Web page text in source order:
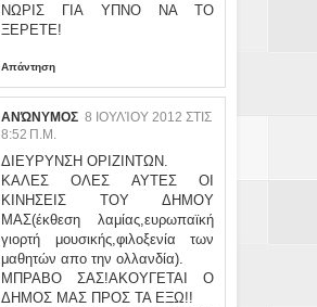
ΝΩΡΙΣ ΓΙΑ ΥΠΝΟ ΝΑ ΤΟ
ΞΕΡΕΤΕ!
Απάντηση
ΑΝΏΝΥΜΟΣ 8 ΙΟΥΛΊΟΥ 2012 ΣΤΙΣ
8:52 Π.Μ.
ΔΙΕΥΡΥΝΣΗ ΟΡΙΖΙΝΤΩΝ.
ΚΑΛΕΣ ΟΛΕΣ ΑΥΤΕΣ ΟΙ
ΚΙΝΗΣΕΙΣ ΤΟΥ ΔΗΜΟΥ
ΜΑΣ(έκθεση λαμίας,ευρωπαϊκή
γιορτή μουσικής,φιλοξενία των
μαθητών απο την ολλανδία).
ΜΠΡΑΒΟ ΣΑΣ!ΑΚΟΥΓΕΤΑΙ Ο
ΔΗΜΟΣ ΜΑΣ ΠΡΟΣ ΤΑ ΕΞΩ!!